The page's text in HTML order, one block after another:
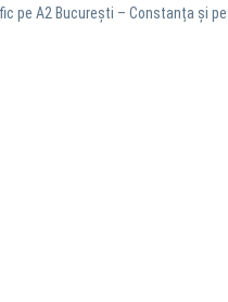
pe A2 București – Constanța și